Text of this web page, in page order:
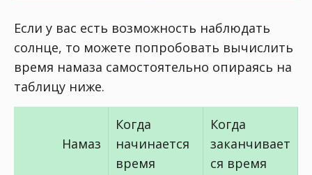
Если у вас есть возможность наблюдать
солнце, то можете попробовать вычислить
время намаза самостоятельно опираясь на
таблицу ниже.
Намаз
Когда
начинается
время
Когда
заканчивает
ся время